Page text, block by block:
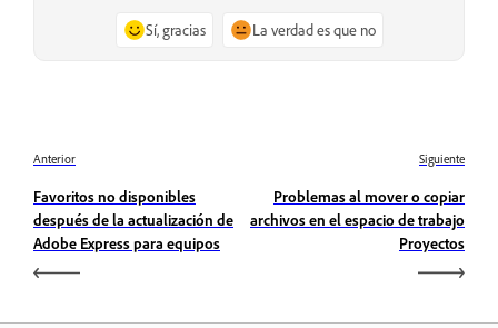
Sí, gracias La verdad es que no
Anterior
Favoritos no disponibles
después de la actualización de
Adobe Express para equipos
Siguiente
Problemas al mover o copiar
archivos en el espacio de trabajo
Proyectos